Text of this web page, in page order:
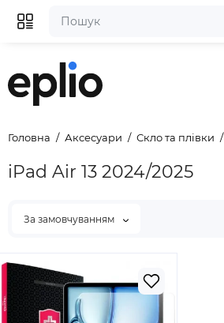
Головна Аксесуари Скло та плівки
iPad Air 13 2024/2025
За замовчуванням